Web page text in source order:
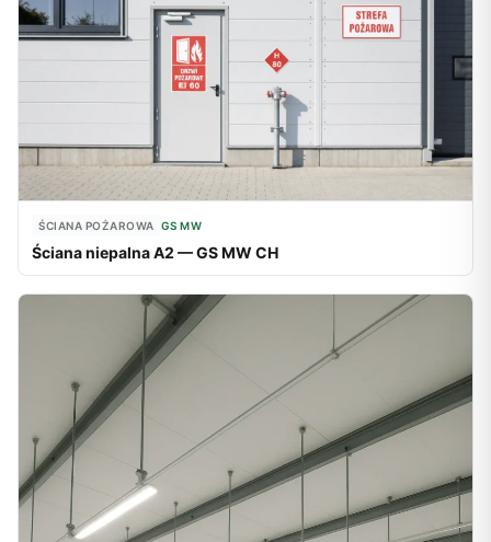
ŚCIANA POŻAROWA GS MW
Ściana niepalna A2 — GS MW CH